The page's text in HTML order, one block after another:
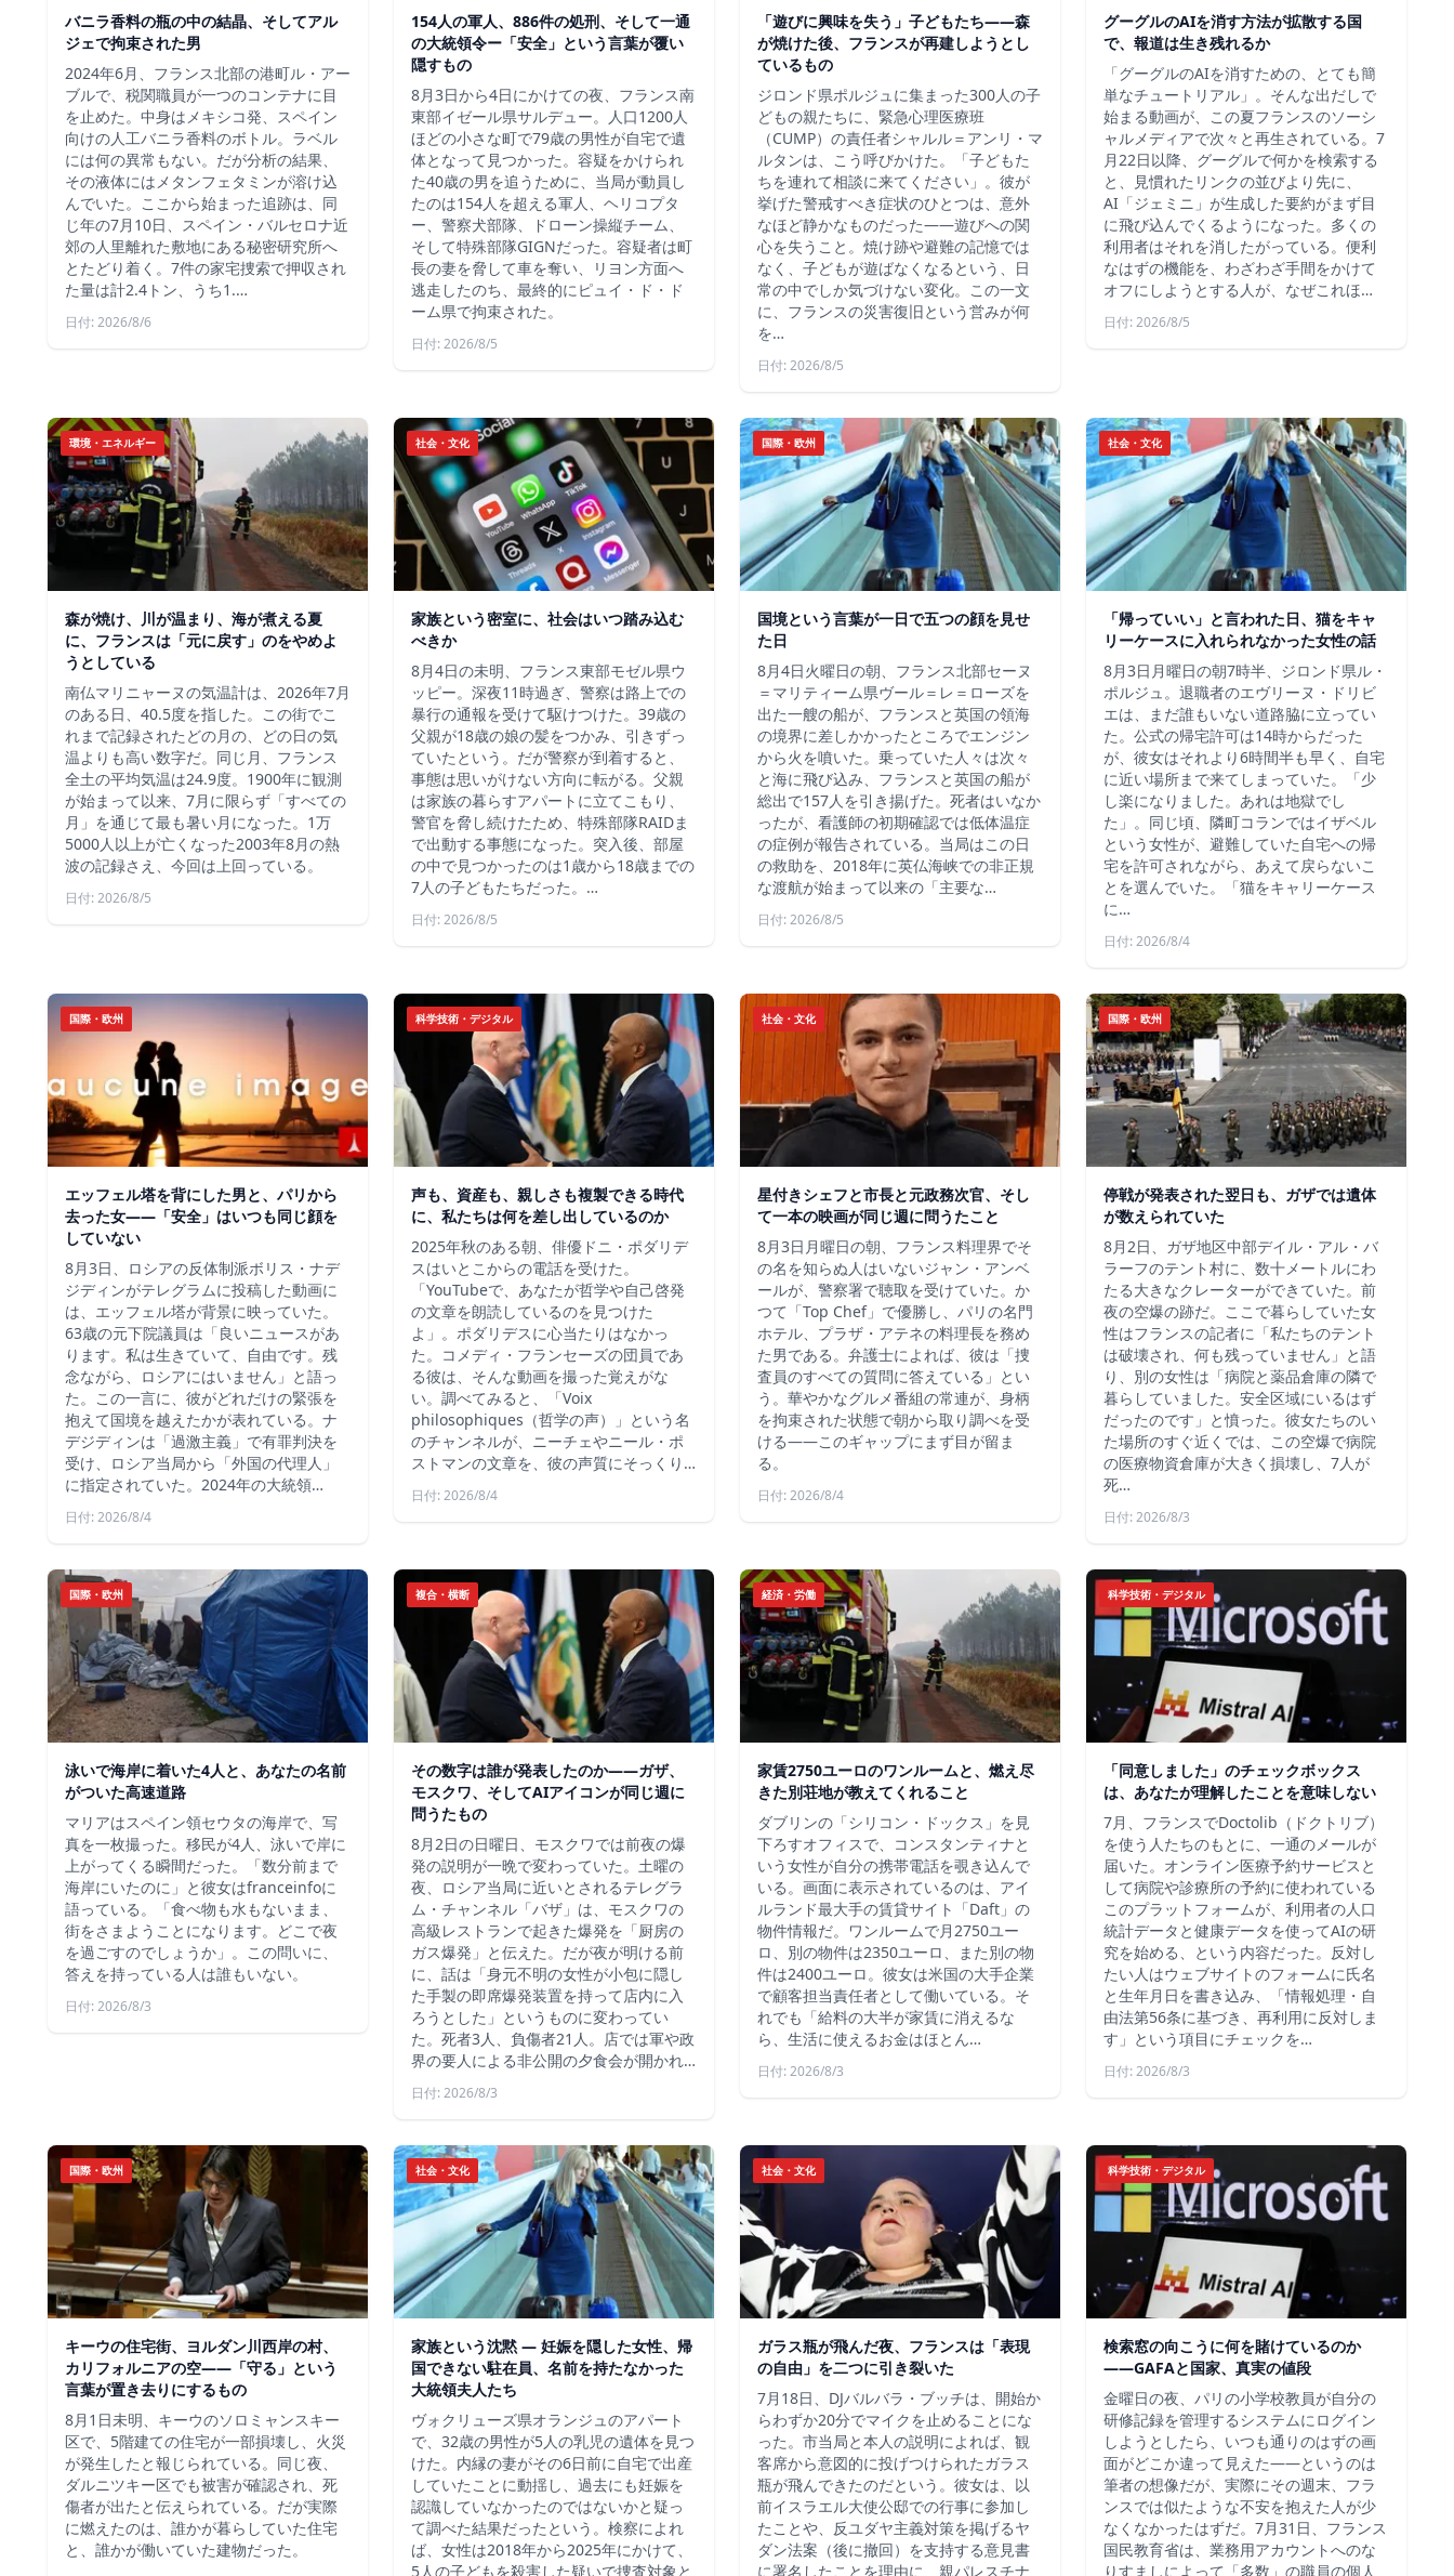
バニラ香料の瓶の中の結晶、そしてアル
ジェで拘束された男
2024年6月、フランス北部の港町ル・アー
ブルで、税関職員が一つのコンテナに目
を止めた。中身はメキシコ発、スペイン
向けの人工バニラ香料のボトル。ラベル
には何の異常もない。だが分析の結果、
その液体にはメタンフェタミンが溶け込
んでいた。ここから始まった追跡は、同
じ年の7月10日、スペイン・バルセロナ近
郊の人里離れた敷地にある秘密研究所へ
とたどり着く。7件の家宅捜索で押収され
た量は計2.4トン、うち1.…
日付: 2026/8/6
154人の軍人、886件の処刑、そして一通
の大統領令ー「安全」という言葉が覆い
隠すもの
8月3日から4日にかけての夜、フランス南
東部イゼール県サルデュー。人口1200人
ほどの小さな町で79歳の男性が自宅で遺
体となって見つかった。容疑をかけられ
た40歳の男を追うために、当局が動員し
たのは154人を超える軍人、ヘリコプタ
ー、警察犬部隊、ドローン操縦チーム、
そして特殊部隊GIGNだった。容疑者は町
長の妻を脅して車を奪い、リヨン方面へ
逃走したのち、最終的にピュイ・ド・ド
ーム県で拘束された。
日付: 2026/8/5
「遊びに興味を失う」子どもたち——森
が焼けた後、フランスが再建しようとし
ているもの
ジロンド県ポルジュに集まった300人の子
どもの親たちに、緊急心理医療班
（CUMP）の責任者シャルル＝アンリ・マ
ルタンは、こう呼びかけた。「子どもた
ちを連れて相談に来てください」。彼が
挙げた警戒すべき症状のひとつは、意外
なほど静かなものだった――遊びへの関
心を失うこと。焼け跡や避難の記憶では
なく、子どもが遊ばなくなるという、日
常の中でしか気づけない変化。この一文
に、フランスの災害復旧という営みが何
を…
日付: 2026/8/5
グーグルのAIを消す方法が拡散する国
で、報道は生き残れるか
「グーグルのAIを消すための、とても簡
単なチュートリアル」。そんな出だしで
始まる動画が、この夏フランスのソーシ
ャルメディアで次々と再生されている。7
月22日以降、グーグルで何かを検索する
と、見慣れたリンクの並びより先に、
AI「ジェミニ」が生成した要約がまず目
に飛び込んでくるようになった。多くの
利用者はそれを消したがっている。便利
なはずの機能を、わざわざ手間をかけて
オフにしようとする人が、なぜこれほ…
日付: 2026/8/5
環境・エネルギー
森が焼け、川が温まり、海が煮える夏
に、フランスは「元に戻す」のをやめよ
うとしている
南仏マリニャーヌの気温計は、2026年7月
のある日、40.5度を指した。この街でこ
れまで記録されたどの月の、どの日の気
温よりも高い数字だ。同じ月、フランス
全土の平均気温は24.9度。1900年に観測
が始まって以来、7月に限らず「すべての
月」を通じて最も暑い月になった。1万
5000人以上が亡くなった2003年8月の熱
波の記録さえ、今回は上回っている。
日付: 2026/8/5
社会・文化
家族という密室に、社会はいつ踏み込む
べきか
8月4日の未明、フランス東部モゼル県ウ
ッピー。深夜11時過ぎ、警察は路上での
暴行の通報を受けて駆けつけた。39歳の
父親が18歳の娘の髪をつかみ、引きずっ
ていたという。だが警察が到着すると、
事態は思いがけない方向に転がる。父親
は家族の暮らすアパートに立てこもり、
警官を脅し続けたため、特殊部隊RAIDま
で出動する事態になった。突入後、部屋
の中で見つかったのは1歳から18歳までの
7人の子どもたちだった。…
日付: 2026/8/5
国際・欧州
国境という言葉が一日で五つの顔を見せ
た日
8月4日火曜日の朝、フランス北部セーヌ
＝マリティーム県ヴール＝レ＝ローズを
出た一艘の船が、フランスと英国の領海
の境界に差しかかったところでエンジン
から火を噴いた。乗っていた人々は次々
と海に飛び込み、フランスと英国の船が
総出で157人を引き揚げた。死者はいなか
ったが、看護師の初期確認では低体温症
の症例が報告されている。当局はこの日
の救助を、2018年に英仏海峡での非正規
な渡航が始まって以来の「主要な…
日付: 2026/8/5
社会・文化
「帰っていい」と言われた日、猫をキャ
リーケースに入れられなかった女性の話
8月3日月曜日の朝7時半、ジロンド県ル・
ポルジュ。退職者のエヴリーヌ・ドリビ
エは、まだ誰もいない道路脇に立ってい
た。公式の帰宅許可は14時からだった
が、彼女はそれより6時間半も早く、自宅
に近い場所まで来てしまっていた。「少
し楽になりました。あれは地獄でし
た」。同じ頃、隣町コランではイザベル
という女性が、避難していた自宅への帰
宅を許可されながら、あえて戻らないこ
とを選んでいた。「猫をキャリーケース
に…
日付: 2026/8/4
国際・欧州
エッフェル塔を背にした男と、パリから
去った女——「安全」はいつも同じ顔を
していない
8月3日、ロシアの反体制派ボリス・ナデ
ジディンがテレグラムに投稿した動画に
は、エッフェル塔が背景に映っていた。
63歳の元下院議員は「良いニュースがあ
ります。私は生きていて、自由です。残
念ながら、ロシアにはいません」と語っ
た。この一言に、彼がどれだけの緊張を
抱えて国境を越えたかが表れている。ナ
デジディンは「過激主義」で有罪判決を
受け、ロシア当局から「外国の代理人」
に指定されていた。2024年の大統領…
日付: 2026/8/4
科学技術・デジタル
声も、資産も、親しさも複製できる時代
に、私たちは何を差し出しているのか
2025年秋のある朝、俳優ドニ・ポダリデ
スはいとこからの電話を受けた。
「YouTubeで、あなたが哲学や自己啓発
の文章を朗読しているのを見つけた
よ」。ポダリデスに心当たりはなかっ
た。コメディ・フランセーズの団員であ
る彼は、そんな動画を撮った覚えがな
い。調べてみると、「Voix
philosophiques（哲学の声）」という名
のチャンネルが、ニーチェやニール・ポ
ストマンの文章を、彼の声質にそっくり…
日付: 2026/8/4
社会・文化
星付きシェフと市長と元政務次官、そし
て一本の映画が同じ週に問うたこと
8月3日月曜日の朝、フランス料理界でそ
の名を知らぬ人はいないジャン・アンベ
ールが、警察署で聴取を受けていた。か
つて「Top Chef」で優勝し、パリの名門
ホテル、プラザ・アテネの料理長を務め
た男である。弁護士によれば、彼は「捜
査員のすべての質問に答えている」とい
う。華やかなグルメ番組の常連が、身柄
を拘束された状態で朝から取り調べを受
ける――このギャップにまず目が留ま
る。
日付: 2026/8/4
国際・欧州
停戦が発表された翌日も、ガザでは遺体
が数えられていた
8月2日、ガザ地区中部デイル・アル・バ
ラーフのテント村に、数十メートルにわ
たる大きなクレーターができていた。前
夜の空爆の跡だ。ここで暮らしていた女
性はフランスの記者に「私たちのテント
は破壊され、何も残っていません」と語
り、別の女性は「病院と薬品倉庫の隣で
暮らしていました。安全区域にいるはず
だったのです」と憤った。彼女たちのい
た場所のすぐ近くでは、この空爆で病院
の医療物資倉庫が大きく損壊し、7人が
死…
日付: 2026/8/3
国際・欧州
泳いで海岸に着いた4人と、あなたの名前
がついた高速道路
マリアはスペイン領セウタの海岸で、写
真を一枚撮った。移民が4人、泳いで岸に
上がってくる瞬間だった。「数分前まで
海岸にいたのに」と彼女はfranceinfoに
語っている。「食べ物も水もないまま、
街をさまようことになります。どこで夜
を過ごすのでしょうか」。この問いに、
答えを持っている人は誰もいない。
日付: 2026/8/3
複合・横断
その数字は誰が発表したのか——ガザ、
モスクワ、そしてAIアイコンが同じ週に
問うたもの
8月2日の日曜日、モスクワでは前夜の爆
発の説明が一晩で変わっていた。土曜の
夜、ロシア当局に近いとされるテレグラ
ム・チャンネル「バザ」は、モスクワの
高級レストランで起きた爆発を「厨房の
ガス爆発」と伝えた。だが夜が明ける前
に、話は「身元不明の女性が小包に隠し
た手製の即席爆発装置を持って店内に入
ろうとした」というものに変わってい
た。死者3人、負傷者21人。店では軍や政
界の要人による非公開の夕食会が開かれ…
日付: 2026/8/3
経済・労働
家賃2750ユーロのワンルームと、燃え尽
きた別荘地が教えてくれること
ダブリンの「シリコン・ドックス」を見
下ろすオフィスで、コンスタンティナと
いう女性が自分の携帯電話を覗き込んで
いる。画面に表示されているのは、アイ
ルランド最大手の賃貸サイト「Daft」の
物件情報だ。ワンルームで月2750ユー
ロ、別の物件は2350ユーロ、また別の物
件は2400ユーロ。彼女は米国の大手企業
で顧客担当責任者として働いている。そ
れでも「給料の大半が家賃に消えるな
ら、生活に使えるお金はほとん…
日付: 2026/8/3
科学技術・デジタル
「同意しました」のチェックボックス
は、あなたが理解したことを意味しない
7月、フランスでDoctolib（ドクトリブ）
を使う人たちのもとに、一通のメールが
届いた。オンライン医療予約サービスと
して病院や診療所の予約に使われている
このプラットフォームが、利用者の人口
統計データと健康データを使ってAIの研
究を始める、という内容だった。反対し
たい人はウェブサイトのフォームに氏名
と生年月日を書き込み、「情報処理・自
由法第56条に基づき、再利用に反対しま
す」という項目にチェックを…
日付: 2026/8/3
国際・欧州
キーウの住宅街、ヨルダン川西岸の村、
カリフォルニアの空——「守る」という
言葉が置き去りにするもの
8月1日未明、キーウのソロミャンスキー
区で、5階建ての住宅が一部損壊し、火災
が発生したと報じられている。同じ夜、
ダルニツキー区でも被害が確認され、死
傷者が出たと伝えられている。だが実際
に燃えたのは、誰かが暮らしていた住宅
と、誰かが働いていた建物だった。
社会・文化
家族という沈黙 ― 妊娠を隠した女性、帰
国できない駐在員、名前を持たなかった
大統領夫人たち
ヴォクリューズ県オランジュのアパート
で、32歳の男性が5人の乳児の遺体を見つ
けた。内縁の妻がその6日前に自宅で出産
していたことに動揺し、過去にも妊娠を
認識していなかったのではないかと疑っ
て調べた結果だったという。検察によれ
ば、女性は2018年から2025年にかけて、
5人の子どもを殺害した疑いで捜査対象と
社会・文化
ガラス瓶が飛んだ夜、フランスは「表現
の自由」を二つに引き裂いた
7月18日、DJバルバラ・ブッチは、開始か
らわずか20分でマイクを止めることにな
った。市当局と本人の説明によれば、観
客席から意図的に投げつけられたガラス
瓶が飛んできたのだという。彼女は、以
前イスラエル大使公邸での行事に参加し
たことや、反ユダヤ主義対策を掲げるヤ
ダン法案（後に撤回）を支持する意見書
に署名したことを理由に、親パレスチナ
科学技術・デジタル
検索窓の向こうに何を賭けているのか
——GAFAと国家、真実の値段
金曜日の夜、パリの小学校教員が自分の
研修記録を管理するシステムにログイン
しようとしたら、いつも通りのはずの画
面がどこか違って見えた——というのは
筆者の想像だが、実際にその週末、フラ
ンスでは似たような不安を抱えた人が少
なくなかったはずだ。7月31日、フランス
国民教育省は、業務用アカウントへのな
りすましによって「多数」の職員の個人